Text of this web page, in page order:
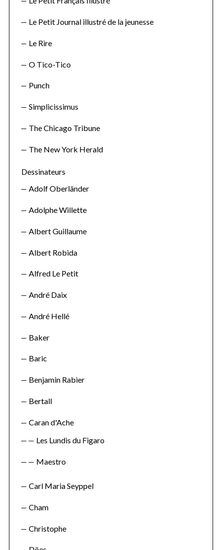
Le Petit Journal illustré de la jeunesse
Le Rire
O Tico-Tico
Punch
Simplicissimus
The Chicago Tribune
The New York Herald
Dessinateurs
Adolf Oberländer
Adolphe Willette
Albert Guillaume
Albert Robida
Alfred Le Petit
André Daix
André Hellé
Baker
Baric
Benjamin Rabier
Bertall
Caran d'Ache
Les Lundis du Figaro
Maestro
Carl Maria Seyppel
Cham
Christophe